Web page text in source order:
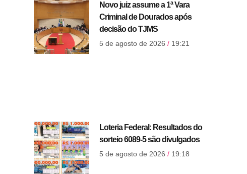
Novo juiz assume a 1ª Vara
Criminal de Dourados após
decisão do TJMS
5 de agosto de 2026 19:21
Loteria Federal: Resultados do
sorteio 6089-5 são divulgados
5 de agosto de 2026 19:18